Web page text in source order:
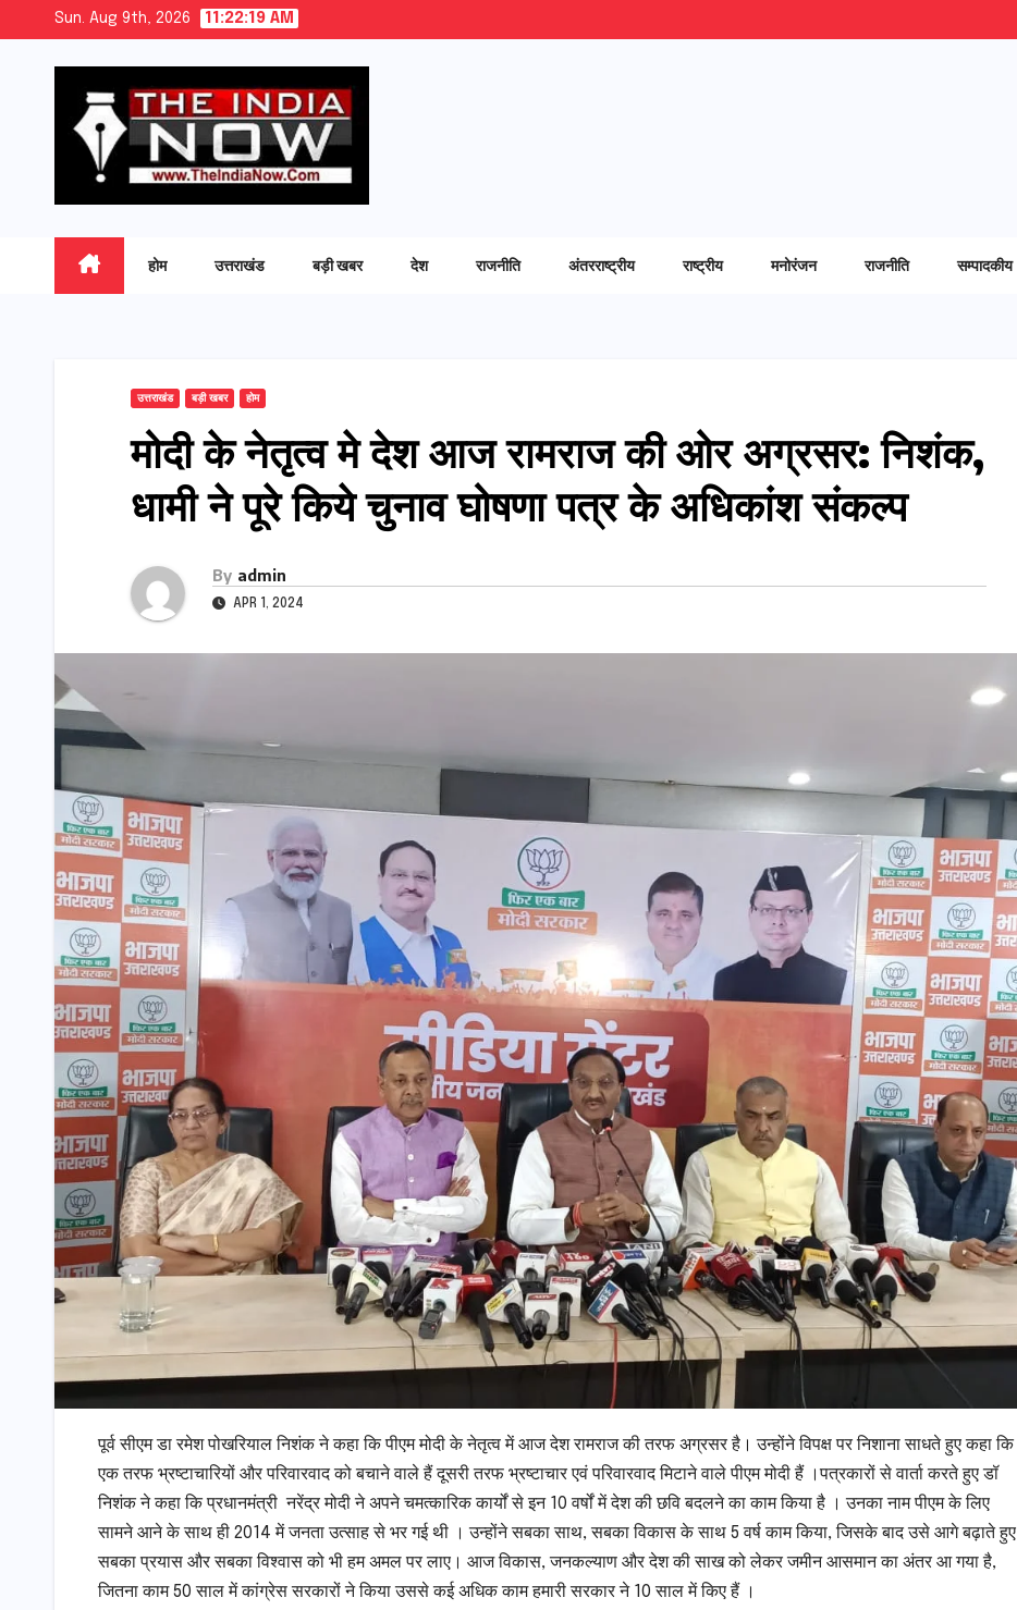
Sun. Aug 9th, 2026 11:22:20 AM
होम उत्तराखंड बड़ी खबर देश राजनीति अंतरराष्ट्रीय राष्ट्रीय मनोरंजन राजनीति सम्पादकीय
उत्तराखंड बड़ी खबर होम
मोदी के नेतृत्व मे देश आज रामराज की ओर अग्रसर: निशंक,
धामी ने पूरे किये चुनाव घोषणा पत्र के अधिकांश संकल्प
By admin
APR 1, 2024
पूर्व सीएम डा रमेश पोखरियाल निशंक ने कहा कि पीएम मोदी के नेतृत्व में आज देश रामराज की तरफ अग्रसर है। उन्होंने विपक्ष पर निशाना साधते हुए कहा कि
एक तरफ भ्रष्टाचारियों और परिवारवाद को बचाने वाले हैं दूसरी तरफ भ्रष्टाचार एवं परिवारवाद मिटाने वाले पीएम मोदी हैं ।पत्रकारों से वार्ता करते हुए डॉ
निशंक ने कहा कि प्रधानमंत्री नरेंद्र मोदी ने अपने चमत्कारिक कार्यों से इन 10 वर्षों में देश की छवि बदलने का काम किया है । उनका नाम पीएम के लिए
सामने आने के साथ ही 2014 में जनता उत्साह से भर गई थी । उन्होंने सबका साथ, सबका विकास के साथ 5 वर्ष काम किया, जिसके बाद उसे आगे बढ़ाते हुए
सबका प्रयास और सबका विश्वास को भी हम अमल पर लाए। आज विकास, जनकल्याण और देश की साख को लेकर जमीन आसमान का अंतर आ गया है,
जितना काम 50 साल में कांग्रेस सरकारों ने किया उससे कई अधिक काम हमारी सरकार ने 10 साल में किए हैं ।